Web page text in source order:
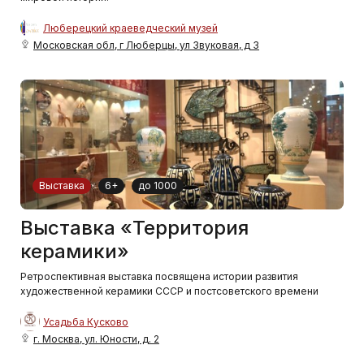
Люберецкий краеведческий музей
Московская обл, г Люберцы, ул Звуковая, д 3
Выставка 6+ до 1000
Выставка «Территория
керамики»
Ретроспективная выставка посвящена истории развития
художественной керамики СССР и постсоветского времени
Усадьба Кусково
г. Москва, ул. Юности, д. 2